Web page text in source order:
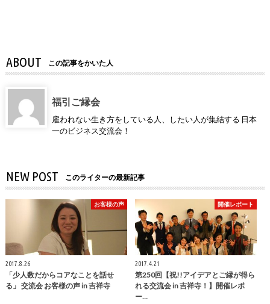
ABOUT この記事をかいた人
福引ご縁会
雇われない生き方をしている人、したい人が集結する 日本
一のビジネス交流会！
NEW POST このライターの最新記事
お客様の声
2017.8.26
「少人数だからコアなことを話せ
る」 交流会 お客様の声 in 吉祥寺
開催レポート
2017.4.21
第250回【祝!!アイデアとご縁が得ら
れる交流会 in 吉祥寺！】開催レポ
ー…